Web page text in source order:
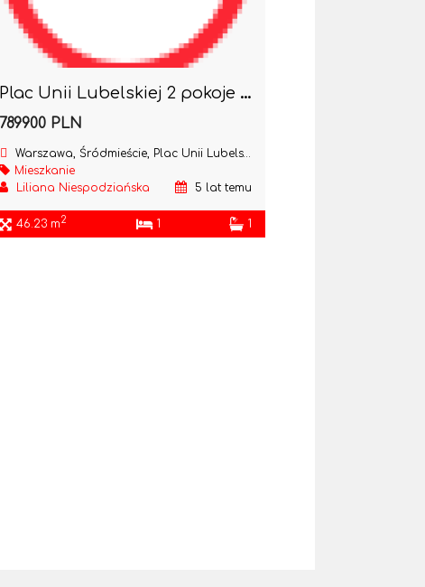
Plac Unii Lubelskiej 2 pokoje do remontu-kamienica
789900 PLN
Warszawa, Śródmieście, Plac Unii Lubelskiej
Mieszkanie
Liliana Niespodziańska
5 lat temu
46.23 m2 1 1